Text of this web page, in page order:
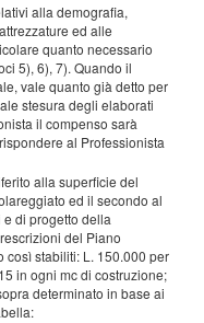
alla demografia,
ed alle
quanto necessario
5), 6), 7). Quando il
vale quanto già detto per
stesura degli elaborati
il compenso sarà
al Professionista
alla superficie del
ed il secondo al
di progetto della
del Piano
così stabiliti: L. 150.000 per
in ogni mc di costruzione;
determinato in base ai